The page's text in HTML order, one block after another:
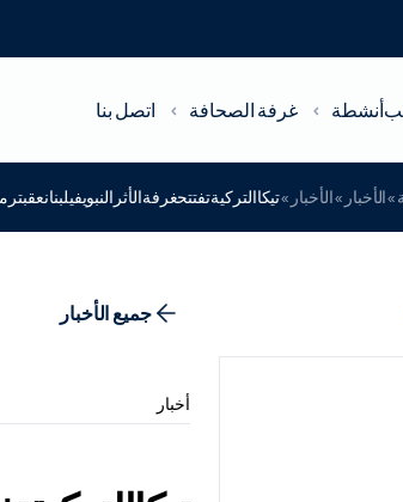
أنشطة غرفة الصحافة اتصل بنا
»الأخبار »الأخبار »
جميع الأخبار
أخبار